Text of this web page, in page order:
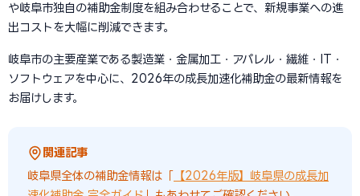
や岐阜市独自の補助金制度を組み合わせることで、新規事業への進
出コストを大幅に削減できます。
岐阜市の主要産業である製造業・金属加工・アパレル・繊維・IT・
ソフトウェアを中心に、2026年の成長加速化補助金の最新情報を
お届けします。
関連記事
岐阜県全体の補助金情報は「
【2026年版】岐阜県の成長加